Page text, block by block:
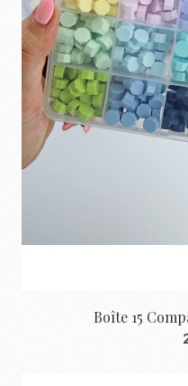
Boîte 15